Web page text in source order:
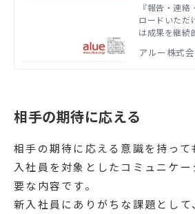
『報告・連
ロードいただ
は成果を継続
D・C・Aにつ
とその原因を
アルー株式
相手の期待に応える
相手の期待に応える意識を持って
入社員を対象としたコミュニケ
要な内容です。
新入社員にありがちな課題とし